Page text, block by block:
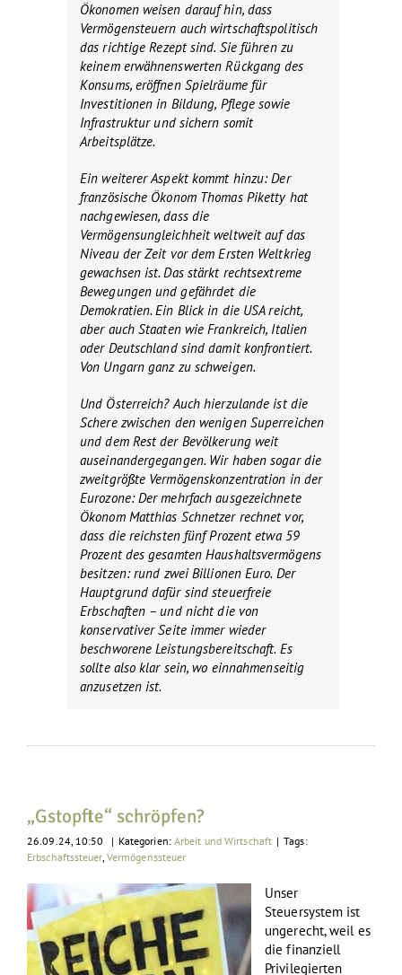
Ökonomen weisen darauf hin, dass
Vermögensteuern auch wirtschaftspolitisch
das richtige Rezept sind. Sie führen zu
keinem erwähnenswerten Rückgang des
Konsums, eröffnen Spielräume für
Investitionen in Bildung, Pflege sowie
Infrastruktur und sichern somit
Arbeitsplätze.
Ein weiterer Aspekt kommt hinzu: Der
französische Ökonom Thomas Piketty hat
nachgewiesen, dass die
Vermögensungleichheit weltweit auf das
Niveau der Zeit vor dem Ersten Weltkrieg
gewachsen ist. Das stärkt rechtsextreme
Bewegungen und gefährdet die
Demokratien. Ein Blick in die USA reicht,
aber auch Staaten wie Frankreich, Italien
oder Deutschland sind damit konfrontiert.
Von Ungarn ganz zu schweigen.
Und Österreich? Auch hierzulande ist die
Schere zwischen den wenigen Superreichen
und dem Rest der Bevölkerung weit
auseinandergegangen. Wir haben sogar die
zweitgrößte Vermögenskonzentration in der
Eurozone: Der mehrfach ausgezeichnete
Ökonom Matthias Schnetzer rechnet vor,
dass die reichsten fünf Prozent etwa 59
Prozent des gesamten Haushaltsvermögens
besitzen: rund zwei Billionen Euro. Der
Hauptgrund dafür sind steuerfreie
Erbschaften – und nicht die von
konservativer Seite immer wieder
beschworene Leistungsbereitschaft. Es
sollte also klar sein, wo einnahmenseitig
anzusetzen ist.
„Gstopfte“ schröpfen?
26.09.24, 10:50 | Kategorien: Arbeit und Wirtschaft | Tags:
Erbschaftssteuer, Vermögenssteuer
Unser
Steuersystem ist
ungerecht, weil es
die finanziell
Privilegierten